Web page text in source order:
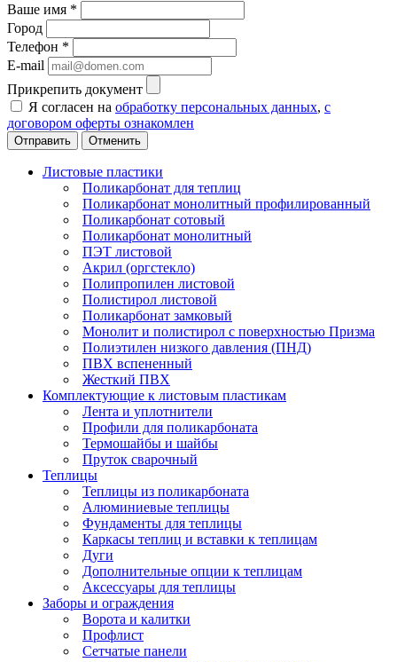
Ваше имя *
Город
Телефон *
E-mail
Прикрепить документ
Я согласен на обработку персональных данных, с
договором оферты ознакомлен
Отменить
Листовые пластики
Поликарбонат для теплиц
Поликарбонат монолитный профилированный
Поликарбонат сотовый
Поликарбонат монолитный
ПЭТ листовой
Акрил (оргстекло)
Полипропилен листовой
Полистирол листовой
Поликарбонат замковый
Монолит и полистирол с поверхностью Призма
Полиэтилен низкого давления (ПНД)
ПВХ вспененный
Жесткий ПВХ
Комплектующие к листовым пластикам
Лента и уплотнители
Профили для поликарбоната
Термошайбы и шайбы
Пруток сварочный
Теплицы
Теплицы из поликарбоната
Алюминиевые теплицы
Фундаменты для теплицы
Каркасы теплиц и вставки к теплицам
Дуги
Дополнительные опции к теплицам
Аксессуары для теплицы
Заборы и ограждения
Ворота и калитки
Профлист
Сетчатые панели